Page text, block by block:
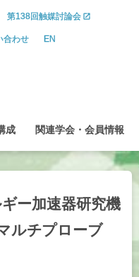
第138回触媒討論会
合わせ EN
成 関連学会 ・ 会員情報
ー加速器研究機
ルチプローブ